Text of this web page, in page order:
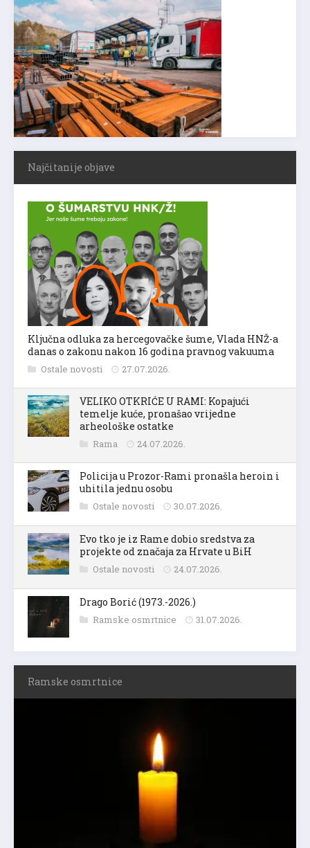
Najčitanije objave
Ključna odluka za hercegovačke šume, Vlada HNŽ-a
danas o zakonu nakon 16 godina pravnog vakuuma
Ostale novosti 27.07.2026.
VELIKO OTKRIĆE U RAMI: Kopajući
temelje kuće, pronašao vrijedne
arheološke ostatke
Rama 24.07.2026.
Policija u Prozor-Rami pronašla heroin i
uhitila jednu osobu
Ostale novosti 30.07.2026.
Evo tko je iz Rame dobio sredstva za
projekte od značaja za Hrvate u BiH
Ostale novosti 24.07.2026.
Drago Borić (1973.-2026.)
Ramske osmrtnice 31.07.2026.
Ramske osmrtnice